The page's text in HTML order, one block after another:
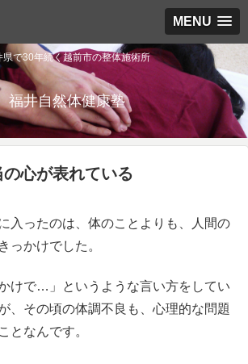
MENU
県で30年続く越前市の整体施術所
福井自然体健康塾
心が表れている
入ったのは、体のことよりも、人間の
っかけでした。
けで…」というような言い方をしてい
、その頃の体調不良も、心理的な問題
となんです。